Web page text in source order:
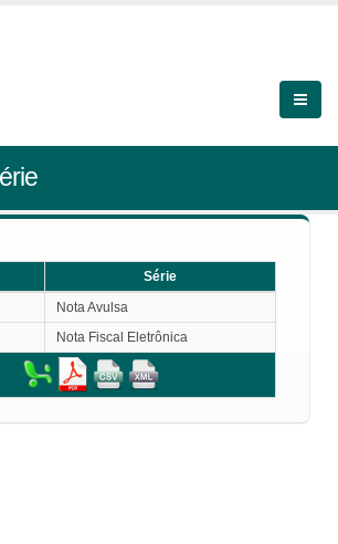
Série
Nota Avulsa
Nota Fiscal Eletrônica